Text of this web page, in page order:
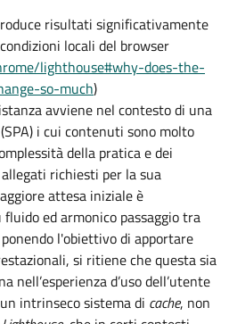
risultati significativamente
locali del browser
lighthouse#why-does-the-
so-much)
avviene nel contesto di una
i cui contenuti sono molto
della pratica e dei
richiesti per la sua
attesa iniziale è
ed armonico passaggio tra
l'obiettivo di apportare
si ritiene che questa sia
nell’esperienza d’uso dell’utente
intrinseco sistema di cache, non